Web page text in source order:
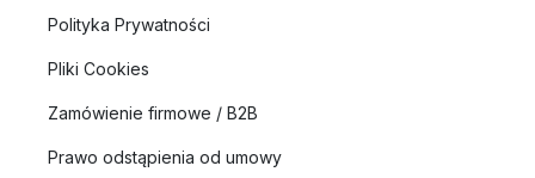
Polityka Prywatności
Pliki Cookies
Zamówienie firmowe / B2B
Prawo odstąpienia od umowy